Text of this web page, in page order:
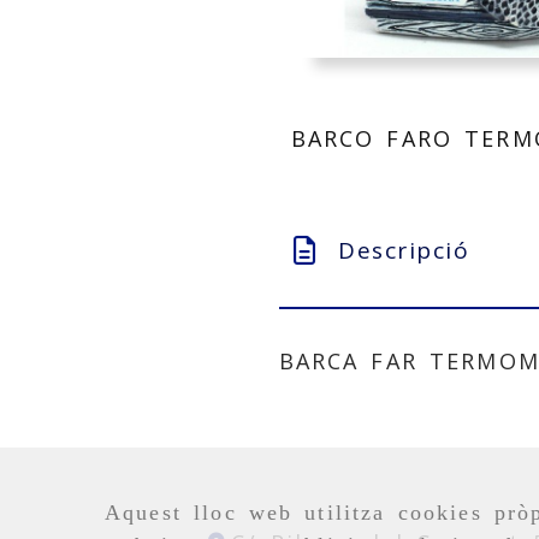
Aquest lloc web utilitza cookies
BARCO FARO
Descripció
BARCA FAR